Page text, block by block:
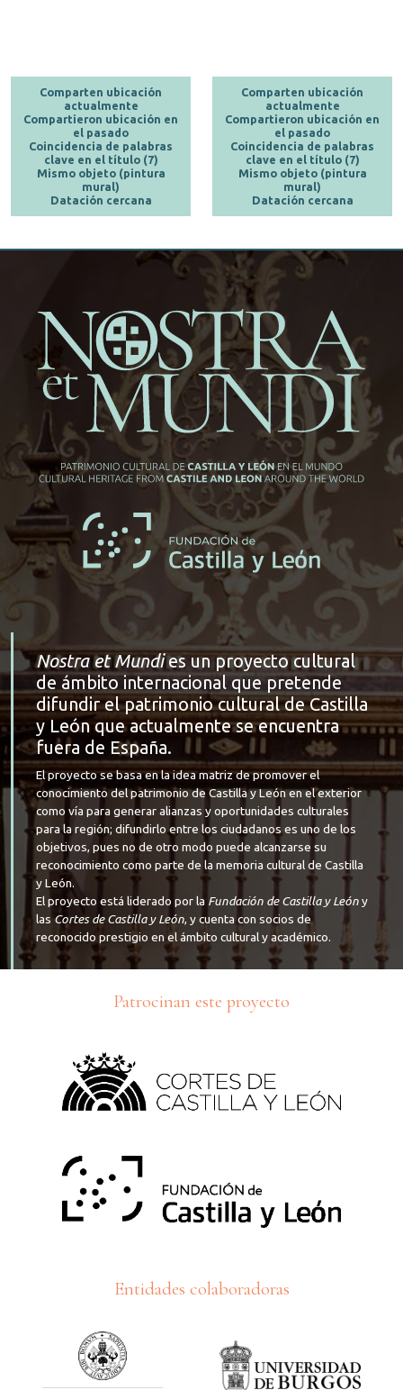
Comparten ubicación
actualmente
Compartieron ubicación en
el pasado
Coincidencia de palabras
clave en el título (7)
Mismo objeto (pintura
mural)
Datación cercana
Comparten ubicación
actualmente
Compartieron ubicación en
el pasado
Coincidencia de palabras
clave en el título (7)
Mismo objeto (pintura
mural)
Datación cercana
Nostra et Mundies un proyecto cultural
de ámbito internacional que pretende
difundir el patrimonio cultural de Castilla
y León que actualmente se encuentra
fuera de España.
El proyecto se basa en la idea matriz de promover el
conocimiento del patrimonio de Castilla y León en el exterior
como vía para generar alianzas y oportunidades culturales
para la región; difundirlo entre los ciudadanos es uno de los
objetivos, pues no de otro modo puede alcanzarse su
reconocimiento como parte de la memoria cultural de Castilla
y León.
El proyecto está liderado por la Fundación de Castilla y Leóny
lasCortes de Castilla y León, y cuenta con socios de
reconocido prestigio en el ámbito cultural y académico.
Patrocinan este proyecto
Entidades colaboradoras